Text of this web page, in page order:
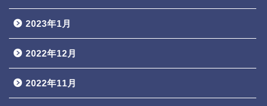
2023年1月
2022年12月
2022年11月